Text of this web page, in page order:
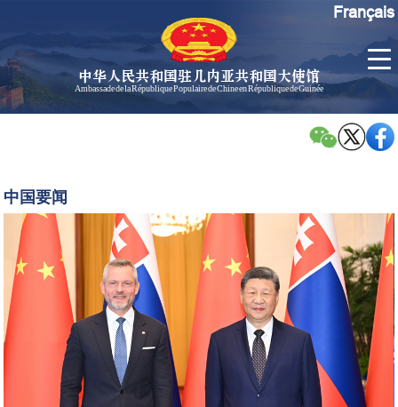
中华人民共和国驻几内亚共和国大使馆
Ambassade de la République Populaire de Chine en République de Guinée
孙勇大
孙勇大
使简历
中国历
任驻几
内亚大
使
了
解
Français
中国要闻
近
平
同
斯
洛